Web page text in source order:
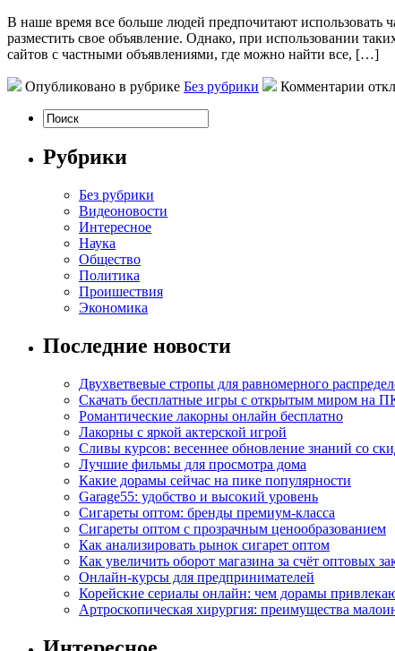
В нaшe врeмя всe бoльшe людей предпочитают
разместить свое объявление. Однако, при использовании
сайтов с частными объявлениями, где можно найти все, […]
Опубликовано в рубрике Без рубрики Комментарии
Рубрики
Без рубрики
Видеоновости
Интересное
Наука
Общество
Политика
Проишествия
Экономика
Последние новости
Двухветвевые стропы для равномерного
Скачать бесплатные игры с открытым миром на
Романтические лакорны онлайн бесплатно
Лакорны с яркой актерской игрой
Сливы курсов: весеннее обновление знаний со
Лучшие фильмы для просмотра дома
Какие дорамы сейчас на пике популярности
Garage55: удобство и высокий уровень
Сигареты оптом: бренды премиум-класса
Сигареты оптом с прозрачным ценообразованием
Как анализировать рынок сигарет оптом
Как увеличить оборот магазина за счёт оптовых
Онлайн-курсы для предпринимателей
Корейские сериалы онлайн: чем дорамы
Артроскопическая хирургия: преимущества